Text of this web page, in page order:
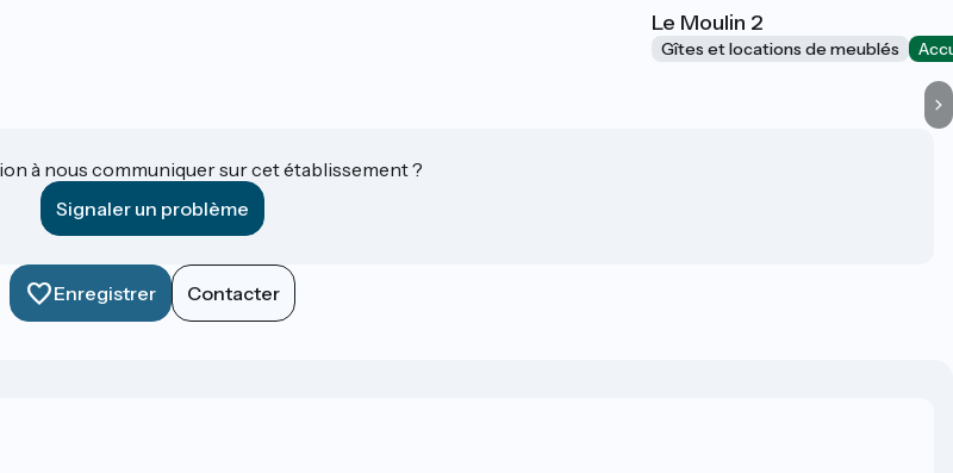
Le Moulin 2
Gîtes et locations de meublés
à nous communiquer sur cet établissement ?
Signaler un problème
Enregistrer Contacter